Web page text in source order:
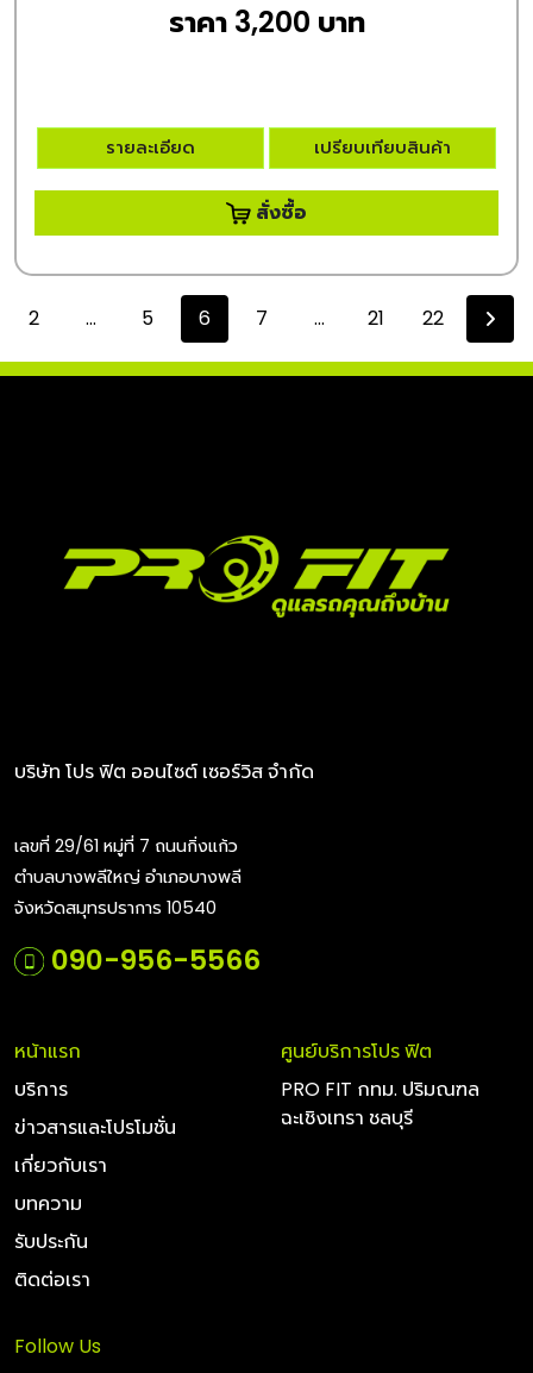
ราคา 3,200 บาท
รายละเอียด เปรียบเทียบสินค้า
สั่งซื้อ
2 ... 5 6 7 ... 21 22
บริษัท โปร ฟิต ออนไซต์ เซอร์วิส จำกัด
เลขที่ 29/61 หมู่ที่ 7 ถนนกิ่งแก้ว
ตำบลบางพลีใหญ่ อำเภอบางพลี
จังหวัดสมุทรปราการ 10540
090-956-5566
หน้าแรก
บริการ
ข่าวสารและโปรโมชั่น
เกี่ยวกับเรา
บทความ
รับประกัน
ติดต่อเรา
ศูนย์บริการโปร ฟิต
PRO FIT กทม. ปริมณฑล
ฉะเชิงเทรา ชลบุรี
Follow Us